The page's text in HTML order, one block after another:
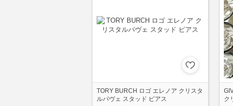
TORY BURCH ロゴ エレノア クリスタ
ルパヴェ スタッド ピアス
ク